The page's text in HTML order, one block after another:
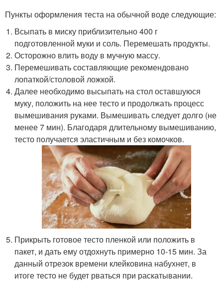
Пункты оформления теста на обычной воде следующие:
Всыпать в миску приблизительно 400 г
подготовленной муки и соль. Перемешать продукты.
Осторожно влить воду в мучную массу.
Перемешивать составляющие рекомендовано
лопаткой/столовой ложкой.
Далее необходимо высыпать на стол оставшуюся
муку, положить на нее тесто и продолжать процесс
вымешивания руками. Вымешивать следует долго (не
менее 7 мин). Благодаря длительному вымешиванию,
тесто получается эластичным и без комочков.
Прикрыть готовое тесто пленкой или положить в
пакет, и дать ему отдохнуть примерно 10-15 мин. За
данный отрезок времени клейковина набухнет, в
итоге тесто не будет рваться при раскатывании.